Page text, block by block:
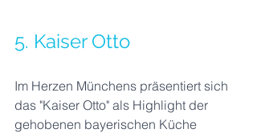
5. Kaiser Otto
Im Herzen Münchens präsentiert sich
das "Kaiser Otto" als Highlight der
gehobenen bayerischen Küche